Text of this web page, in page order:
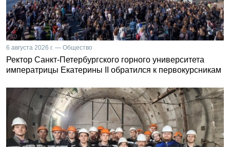
6 августа 2026 г. — Общество
Ректор Санкт-Петербургского горного университета
императрицы Екатерины II обратился к первокурсникам